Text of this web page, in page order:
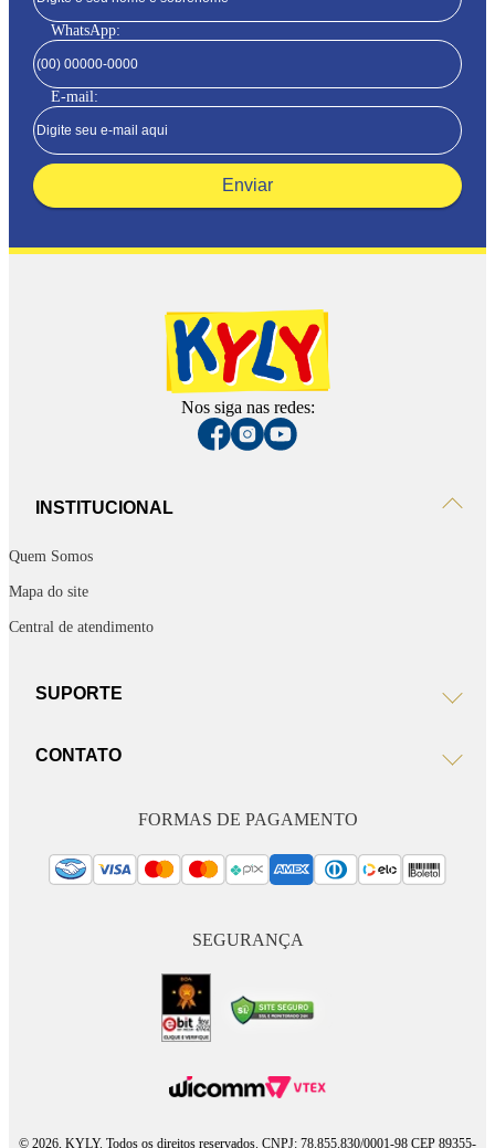
WhatsApp:
E-mail:
Enviar
Nos siga nas redes:
INSTITUCIONAL
Quem Somos
Mapa do site
Central de atendimento
SUPORTE
CONTATO
FORMAS DE PAGAMENTO
SEGURANÇA
© 2026, KYLY. Todos os direitos reservados. CNPJ: 78.855.830/0001-98 CEP 89355-